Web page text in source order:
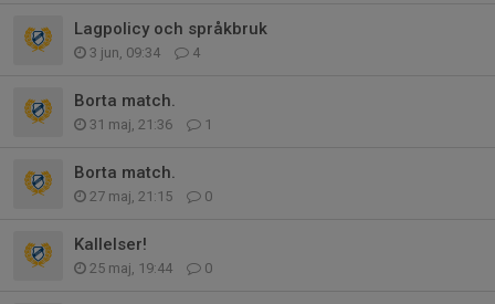
Lagpolicy och språkbruk
3 jun, 09:34 4
Borta match.
31 maj, 21:36 1
Borta match.
27 maj, 21:15 0
Kallelser!
25 maj, 19:44 0